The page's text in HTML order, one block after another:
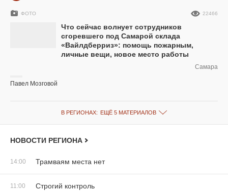
Что сейчас волнует сотрудников
сгоревшего под Самарой склада
«Вайлдберриз»: помощь пожарным,
личные вещи, новое место работы
ФОТО 22466
Самара
Павел Мозговой
В РЕГИОНАХ: ЕЩЁ 5 МАТЕРИАЛОВ
НОВОСТИ РЕГИОНА
14:00 Трамваям места нет
11:00 Строгий контроль